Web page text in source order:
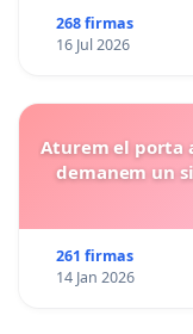
268 firmas
16 Jul 2026
Aturem el porta
demanem un
261 firmas
14 Jan 2026